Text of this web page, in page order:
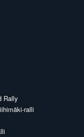
Rally
ralli